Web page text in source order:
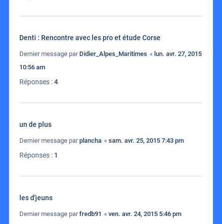
Denti : Rencontre avec les pro et étude Corse
Dernier message par Didier_Alpes_Maritimes « lun. avr. 27, 2015
10:56 am
Réponses :4
un de plus
Dernier message parplancha « sam. avr. 25, 2015 7:43 pm
Réponses : 1
les d'jeuns
Dernier message parfredb91 « ven. avr. 24, 2015 5:46 pm